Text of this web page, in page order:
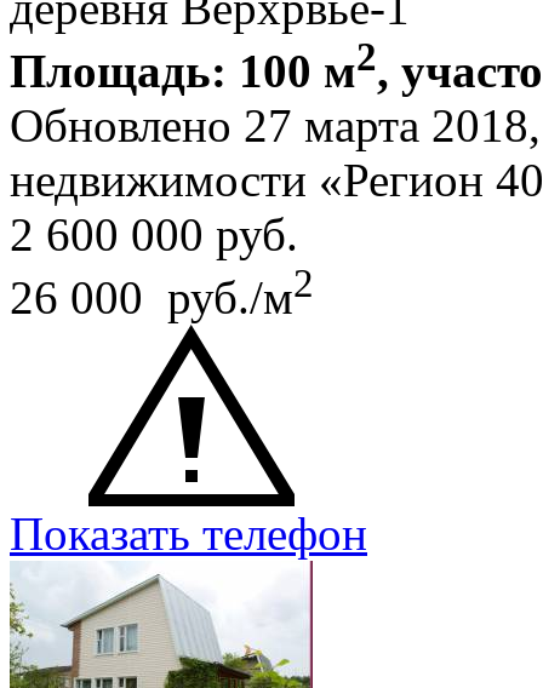
Площадь: 100 м2,
Обновлено 27 марта
недвижимости «Регион
2 600 000 руб.
26 000 руб./м2
Показать телефон